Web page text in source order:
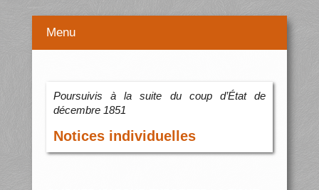
Menu
Poursuivis à la suite du coup d’État de
décembre 1851
Notices individuelles